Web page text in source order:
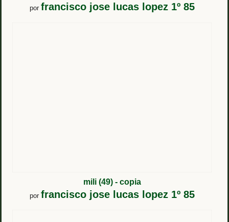
por francisco jose lucas lopez 1º 85
mili (49) - copia
por francisco jose lucas lopez 1º 85